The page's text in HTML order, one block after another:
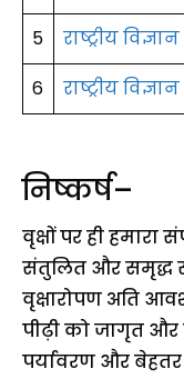
5
राष्ट्रीय
6
राष्ट्रीय
निष्कर्ष–
वृक्षों पर ही हमारा
संतुलित और समृद्ध
वृक्षारोपण अति
पीढ़ी को जागृत
पर्यावरण और